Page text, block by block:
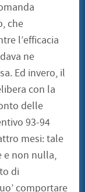
che
l’efficacia
ne
Ed invero, il
con la
delle
93-94
mesi: tale
e non nulla,
di
comportare